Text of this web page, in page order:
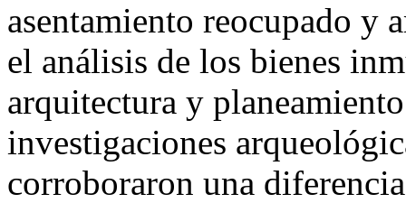
asentamiento reocupado y
el análisis de los bienes
arquitectura y
investigaciones
corroboraron una